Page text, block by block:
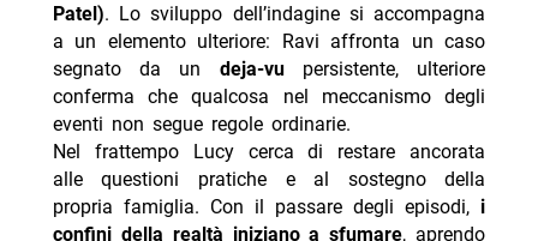
Patel). Lo sviluppo dell’indagine si accompagna
a un elemento ulteriore: Ravi affronta un caso
segnato da un deja-vupersistente, ulteriore
conferma che qualcosa nel meccanismo degli
eventi non segue regole ordinarie.
Nel frattempo Lucy cerca di restare ancorata
alle questioni pratiche e al sostegno della
propria famiglia. Con il passare degli episodi, i
confini della realtà iniziano a sfumare, aprendo